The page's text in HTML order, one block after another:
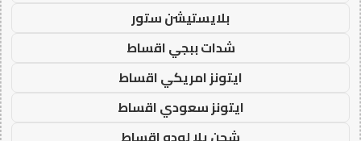
بلايستيشن ستور
شدات ببجي اقساط
ايتونز امريكي اقساط
ايتونز سعودي اقساط